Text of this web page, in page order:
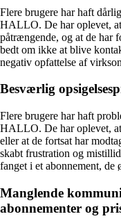
Flere brugere har haft
HALLO. De har oplevet,
påtrængende, og at de har
bedt om ikke at blive
negativ opfattelse af
Besværlig
Flere brugere har haft
HALLO. De har oplevet, at
eller at de fortsat har
skabt frustration og
fanget i et abonnement, de
Manglende
abonnementer og